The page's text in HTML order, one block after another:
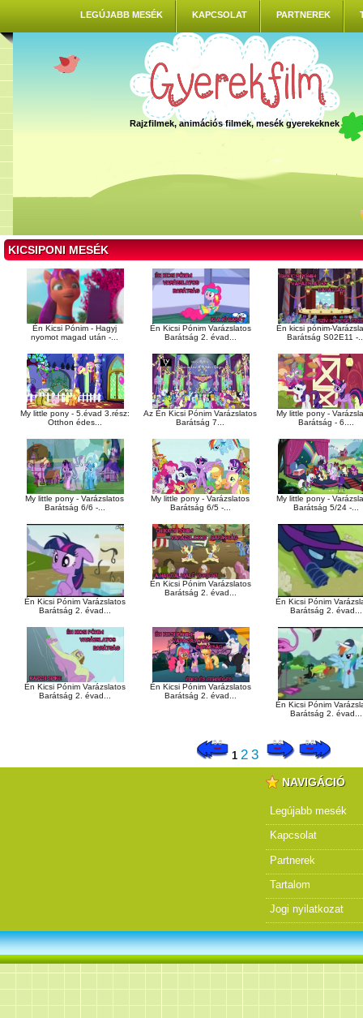
LEGÚJABB MESÉK KAPCSOLAT PARTNEREK
Rajzfilmek, animációs filmek, mesék gyerekeknek
KICSIPONI MESÉK
Én Kicsi Pónim - Hagyj
nyomot magad után -...
Én Kicsi Pónim Varázslatos
Barátság 2. évad...
Én kicsi pónim-
Barátság S02E11 -
My little pony - 5.évad 3.rész:
Otthon édes...
Az Én Kicsi Pónim Varázslatos
Barátság 7...
My little pony -
Barátság - 6....
My little pony - Varázslatos
Barátság 6/6 -...
My little pony - Varázslatos
Barátság 6/5 -...
My little pony -
Barátság 5/24 -...
Én Kicsi Pónim Varázslatos
Barátság 2. évad...
Én Kicsi Pónim Varázslatos
Barátság 2. évad...
Én Kicsi Pónim
Barátság 2. évad...
Én Kicsi Pónim Varázslatos
Barátság 2. évad...
Én Kicsi Pónim Varázslatos
Barátság 2. évad...
Én Kicsi Pónim
Barátság 2. évad...
1 2 3
NAVIGÁCIÓ
Legújabb mesék
Kapcsolat
Partnerek
Tartalom
Jogi nyilatkozat